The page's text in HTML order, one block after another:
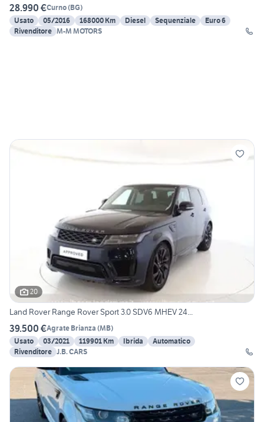
28.990 €Curno(BG)
Usato
05/2016 168000 Km Diesel Sequenziale
Euro 6
Rivenditore M-M MOTORS
20
Land Rover Range Rover Sport 3.0 SDV6 MHEV 24...
39.500 €Agrate Brianza (MB)
Usato
03/2021 119901 Km Ibrida
Automatico
Rivenditore J.B. CARS